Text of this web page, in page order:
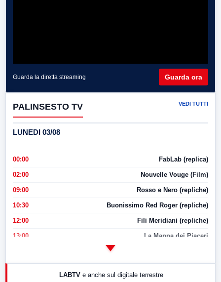
Guarda la diretta streaming Guarda ora
PALINSESTO TV VEDI TUTTI
LUNEDI 03/08
00:00 FabLab (replica)
02:00 Nouvelle Vouge (Film)
09:00 Rosso e Nero (repliche)
10:30 Buonissimo Red Roger (repliche)
12:00 Fili Meridiani (repliche)
13:00 La Mappa dei Piaceri
LABTV e anche sul digitale terrestre